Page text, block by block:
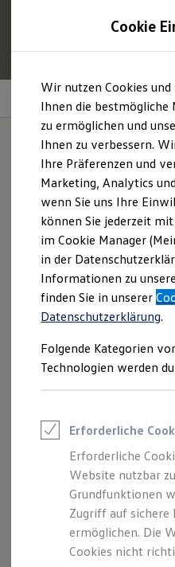
Hauptinhalt
springen
Footer
springen
Profitieren Sie von bis zu
Hybridmodelle.
Mehr zur E‑Auto-Förderung
Modelle und Konfigurator
Konfigurator
Modelle vergleichen
Konfiguration laden
Autosuche
Elektroautos
ENERGY
Nutzfahrzeuge
SUV und CUV
Familienautos
Kombis
Kompaktwagen
Sportwagen
Schnell verfügbare
Angebote und Produkte
Aktuelle Angebote
E-Auto-Förderung
Volkswagen
Reifenpakete
Leasing
Leasing-
Junge
Elektroauto
Kleinwagen-
Vier
Cookie
Wir nutzen Cookies
Ihnen die bestmögliche
zu ermöglichen und
Ihnen zu verbessern.
Ihre Präferenzen und
Marketing, Analytics
wenn Sie uns Ihre
können Sie jederzeit
im Cookie Manager
in der
Informationen zu
finden Sie in unserer
Datenschutzerklärung.
Folgende Kategorien
Technologien werden
Erforderliche
Erforderliche
Website nutzbar
Grundfunktionen
Zugriff auf sichere
ermöglichen. Die
Cookies nicht